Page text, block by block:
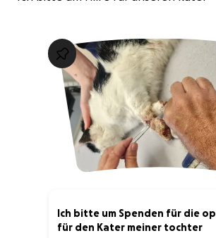
Ich bitte um Spenden für die op
für den Kater meiner tochter